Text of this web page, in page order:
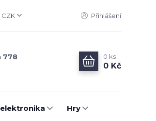
CZK Přihlášení
778
0 ks
0 Kč
Hry